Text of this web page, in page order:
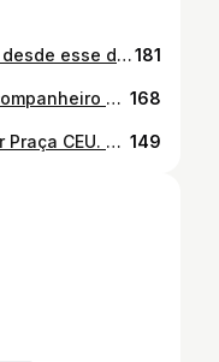
Pe, hoje completamos 22 anos desde esse dia que decidimos seguir juntos!! Combinamos não ligar para datas, depois de alguns anos, e temos feito isso, cada um lembrando em silêncio, talvez... Não importa, porque gostamos mesmo é de viver o dia a dia, e são esses que gostamos de comemorar!! Te amo!! Pedro apresentou uma grande melhora de ontem pra hoje, continua internado no Hospital São Vicente de Paula. Começaram o desmame do oxigênio!! Já deu tudo certo!! Logo,logo estará em casa!! Agradeço imensamente, todas as manifestações de carinho!♥️ Curiosidade: que será q mudou mais? Eu ou ele?🤭 #ᴠacinasparatodos #ᴠᴀᴄɪɴᴀsalvavidas #vivaosus #forabolsonaro181
Pe, tudo vai dá certo!! ♥️ Meu companheiro de vida encontra-se internado desde segunda-feira, no oxigênio, devido a covid-19. Está se recuperando bem, respondendo ao tratamento. Continuem mandando muita energia positiva !!🙏 Agradeço muito o carinho q temos recebido! #ᴠᴀᴄɪɴᴀᴘᴀʀᴀᴛᴏᴅᴏs #ᴠᴀᴄɪɴᴀssalvamvidas 168
Sou candidata ao Grupo Gestor Praça CEU. A votação será sábado, dia 11/12, das 8:00 às 11:00 da manhã, na Praça CEU. Para votar precisa ser maior de 16 anos, levar RG e o CPF. Conto com o seu apoio!! 149